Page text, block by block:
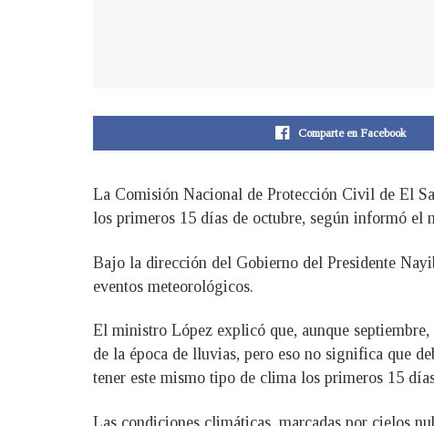
Comparte en Facebook
La Comisión Nacional de Protección Civil de El
los primeros 15 días de octubre, según informó el
Bajo la dirección del Gobierno del Presidente
eventos meteorológicos.
El ministro López explicó que, aunque
de la época de lluvias, pero eso no significa que
tener este mismo tipo de clima los primeros 15
Las condiciones climáticas, marcadas por cielos